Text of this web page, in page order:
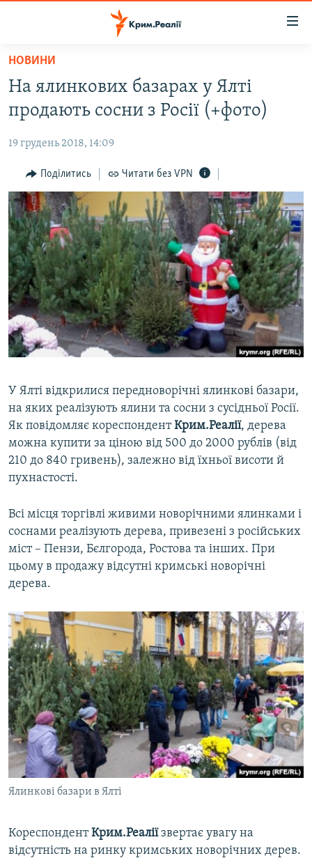
Перейти
основного
матеріалу
Перейти
до
навігації
Перейти
до
пошуку
ВІДЕО ТА ФОТО
ПОЛІТИКА
БЛОГИ
ПОГЛЯД
ІНТЕРВ'Ю
ВСЕ ЗА ДЕНЬ
СПЕЦПРОЕКТИ
ДЕПОРТАЦІЯ
ВІДЕОУРОКИ «ELIFBE»
СВІДЧЕННЯ ОКУПАЦІЇ
ІНФОГРАФІКА
ЯК ОБІЙТИ БЛОКУВАННЯ
Русский
Qırımtatar
ДОЛУЧАЙСЯ!
Усі сайти RFE/RL
НОВИНИ
На ялинкових базарах у Ялті
продають сосни з Росії (+фото)
19 грудень 2018, 14:09
Поділитись Читати без VPN
У Ялті відкрилися передноворічні ялинкові базари,
на яких реалізують ялини та сосни з сусідньої Росії.
Як повідомляє кореспондентКрим.Реалії, дерева
можна купити за ціною від 500 до 2000 рублів (від
210 до 840 гривень), залежно від їхньої висоти й
пухнастості.
Всі місця торгівлі живими новорічними ялинками і
соснами реалізують дерева, привезені з російських
міст – Пензи, Бєлгорода, Ростова та інших. При
цьому в продажу відсутні кримські новорічні
дерева.
Ялинкові базари в Ялті
КореспондентКрим.Реаліїзвертає увагу на
відсутність на ринку кримських новорічних дерев.